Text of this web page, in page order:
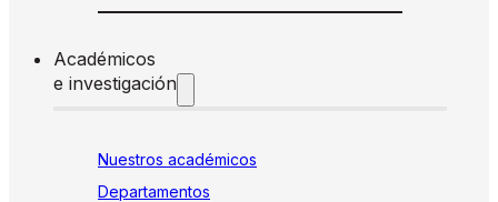
Académicos
e investigación
Nuestros académicos
Departamentos